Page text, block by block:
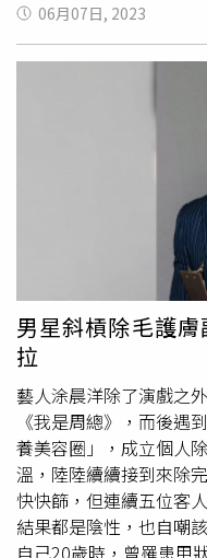
拉薩（Orrasa）經過檢
拉薩表示，貓從6樓摔
了。據了解，貓的飼主
元），因為該公寓禁止
愛貓人士，不會對貓和
況，「牠能照常進食、
血，只有2根爪子受輕
06月07日, 2023
男星斜槓除毛護
拉
藝人涂晨洋除了演戲之
《我是周總》，而後遇
養美容圈」，成立個人
溫，陸陸續續接到來除
快快篩，但連續五位客
結果都是陰性，也自嘲